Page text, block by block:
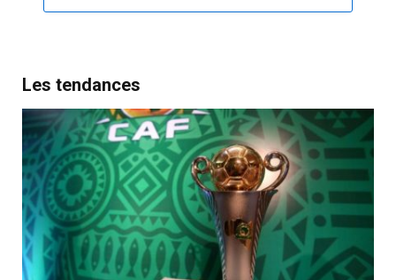
Les tendances